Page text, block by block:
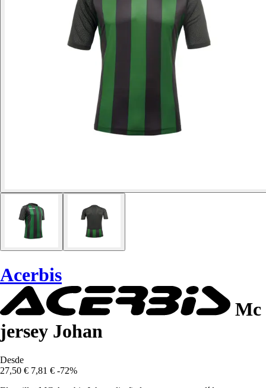
Acerbis
Mc
jersey Johan
Desde
27,50 € 7,81 € -72%